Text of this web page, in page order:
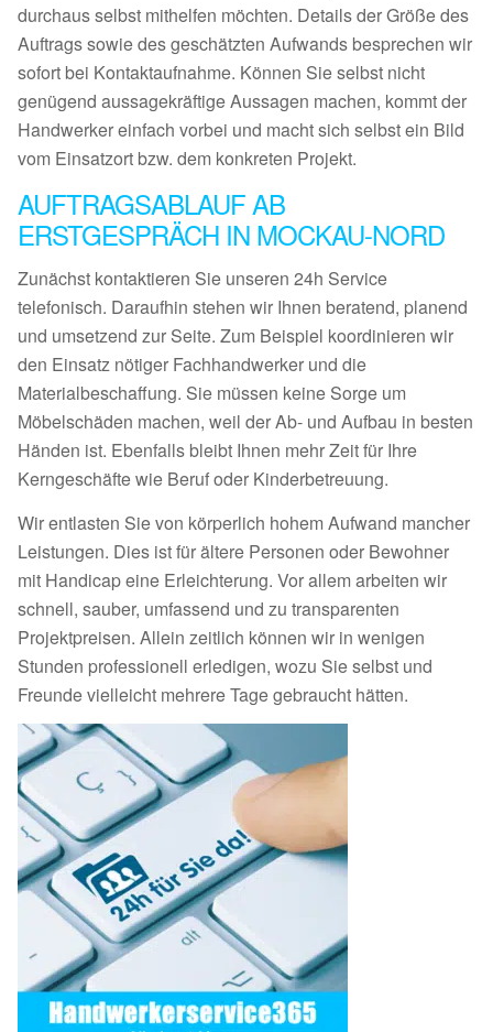
durchaus selbst mithelfen möchten. Details der Größe des
Auftrags sowie des geschätzten Aufwands besprechen wir
sofort bei Kontaktaufnahme. Können Sie selbst nicht
genügend aussagekräftige Aussagen machen, kommt der
Handwerker einfach vorbei und macht sich selbst ein Bild
vom Einsatzort bzw. dem konkreten Projekt.
AUFTRAGSABLAUF AB
ERSTGESPRÄCH IN MOCKAU-NORD
Zunächst kontaktieren Sie unseren 24h Service
telefonisch. Daraufhin stehen wir Ihnen beratend, planend
und umsetzend zur Seite. Zum Beispiel koordinieren wir
den Einsatz nötiger Fachhandwerker und die
Materialbeschaffung. Sie müssen keine Sorge um
Möbelschäden machen, weil der Ab- und Aufbau in besten
Händen ist. Ebenfalls bleibt Ihnen mehr Zeit für Ihre
Kerngeschäfte wie Beruf oder Kinderbetreuung.
Wir entlasten Sie von körperlich hohem Aufwand mancher
Leistungen. Dies ist für ältere Personen oder Bewohner
mit Handicap eine Erleichterung. Vor allem arbeiten wir
schnell, sauber, umfassend und zu transparenten
Projektpreisen. Allein zeitlich können wir in wenigen
Stunden professionell erledigen, wozu Sie selbst und
Freunde vielleicht mehrere Tage gebraucht hätten.